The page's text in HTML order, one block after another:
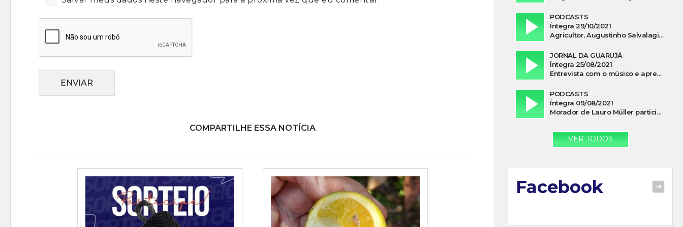
ENVIAR
COMPARTILHE ESSA NOTÍCIA
PODCASTS
Íntegra 29/10/2021
Agricultor, Augustinho Salvalagio, relata sobre aparição do Cavaleiro Negro no Rio das Furnas
JORNAL DA GUARUJÁ
Íntegra 25/08/2021
Entrevista com o músico e apresentador, Lismael Ferrareis, no Cidade e Campo
PODCASTS
Íntegra 09/08/2021
Morador de Lauro Müller participa de motociata em apoio a Bolsonaro
VER TODOS
Facebook